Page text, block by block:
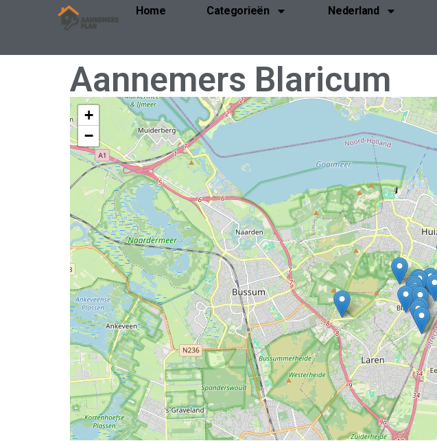
Home Categorieën Nederland
Aannemers Blaricum
+
−